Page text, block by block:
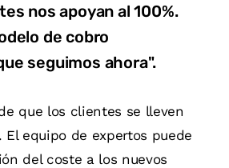
nos apoyan al 100%.
de cobro
seguimos ahora".
que los clientes se lleven
El equipo de expertos puede
del coste a los nuevos